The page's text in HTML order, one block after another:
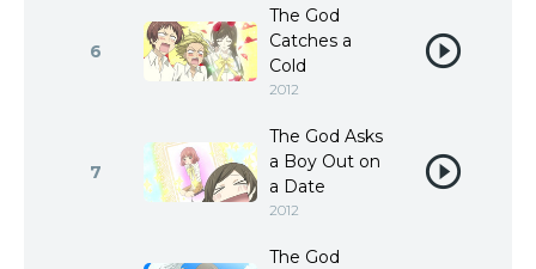
6
The God
Catches a
Cold
2012
7
The God Asks
a Boy Out on
a Date
2012
The God